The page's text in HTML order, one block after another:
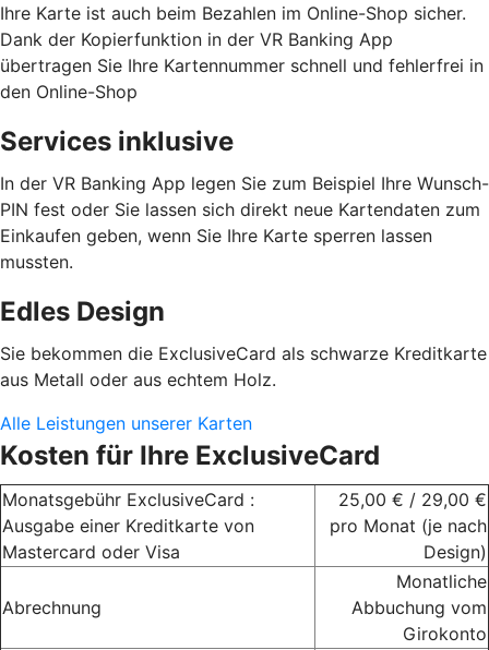
Ihre Karte ist auch beim Bezahlen im Online-Shop sicher.
Dank der Kopierfunktion in der VR Banking App
übertragen Sie Ihre Kartennummer schnell und fehlerfrei in
den Online-Shop
Services inklusive
In der VR Banking App legen Sie zum Beispiel Ihre Wunsch-
PIN fest oder Sie lassen sich direkt neue Kartendaten zum
Einkaufen geben, wenn Sie Ihre Karte sperren lassen
mussten.
Edles Design
Sie bekommen die ExclusiveCard als schwarze Kreditkarte
aus Metall oder aus echtem Holz.
Alle Leistungen unserer Karten
Kosten für Ihre ExclusiveCard
Monatsgebühr ExclusiveCard :
Ausgabe einer Kreditkarte von
Mastercard oder Visa
25,00 € / 29,00 €
pro Monat (je nach
Design)
Abrechnung
Monatliche
Abbuchung vom
Girokonto